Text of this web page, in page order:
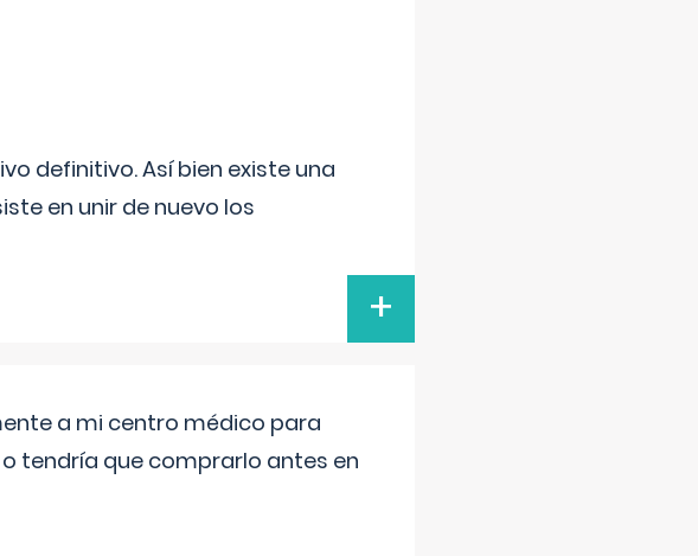
definitivo. Así bien existe una
en unir de nuevo los
+
a mi centro médico para
tendría que comprarlo antes en